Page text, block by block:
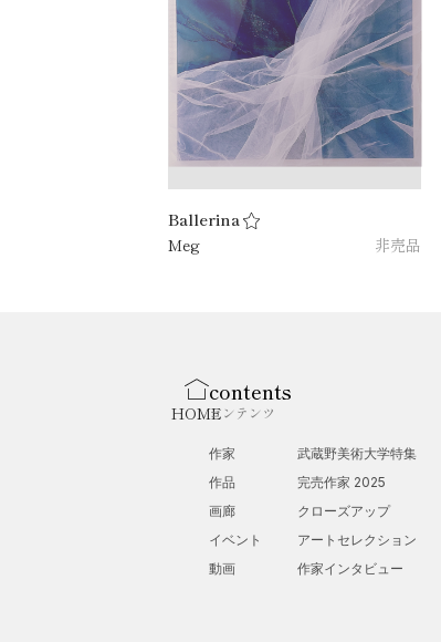
Ballerina
Meg
非売品
HOME
contents
コンテンツ
作家
作品
画廊
イベント
動画
武蔵野美術大学特集
完売作家 2025
クローズアップ
アートセレクション
作家インタビュー